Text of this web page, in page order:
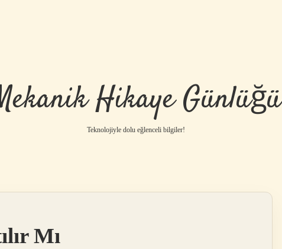
Hikaye Günlüğü
Teknolojiyle dolu eğlenceli bilgiler!
Mı